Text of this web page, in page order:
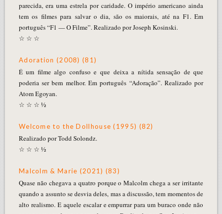
parecida, era uma estrela por caridade. O império americano ainda
tem os filmes para salvar o dia, são os maiorais, até na F1. Em
português “F1 — O Filme”. Realizado por Joseph Kosinski.
☆ ☆ ☆
Adoration (2008) (81)
É um filme algo confuso e que deixa a nítida sensação de que
poderia ser bem melhor. Em português “Adoração”. Realizado por
Atom Egoyan.
☆ ☆ ☆ ½
Welcome to the Dollhouse (1995) (82)
Realizado por Todd Solondz.
☆ ☆ ☆ ½
Malcolm & Marie (2021) (83)
Quase não chegava a quatro porque o Malcolm chega a ser irritante
quando a assunto se desvia deles, mas a discussão, tem momentos de
alto realismo. E aquele escalar e empurrar para um buraco onde não